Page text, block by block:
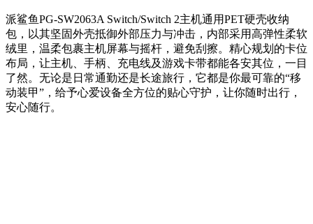
派鲨鱼PG-SW2063A Switch/Switch 2主机通用PET硬壳收纳
包，以其坚固外壳抵御外部压力与冲击，内部采用高弹性柔软
绒里，温柔包裹主机屏幕与摇杆，避免刮擦。精心规划的卡位
布局，让主机、手柄、充电线及游戏卡带都能各安其位，一目
了然。无论是日常通勤还是长途旅行，它都是你最可靠的“移
动装甲”，给予心爱设备全方位的贴心守护，让你随时出行，
安心随行。